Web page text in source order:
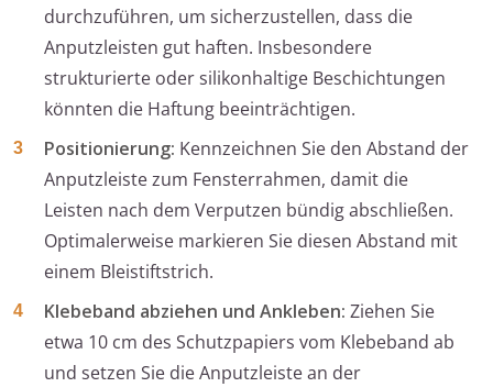
durchzuführen, um sicherzustellen, dass die
Anputzleisten gut haften. Insbesondere
strukturierte oder silikonhaltige Beschichtungen
könnten die Haftung beeinträchtigen.
Positionierung: Kennzeichnen Sie den Abstand der
Anputzleiste zum Fensterrahmen, damit die
Leisten nach dem Verputzen bündig abschließen.
Optimalerweise markieren Sie diesen Abstand mit
einem Bleistiftstrich.
Klebeband abziehen und Ankleben: Ziehen Sie
etwa 10 cm des Schutzpapiers vom Klebeband ab
und setzen Sie die Anputzleiste an der